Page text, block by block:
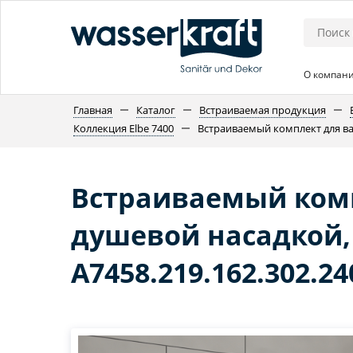
О
Главная Каталог Встраиваемая продукция
Коллекция Elbe 7400
Встраиваемый комплект для
Встраиваемый
душевой